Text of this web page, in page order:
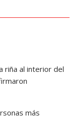
riña al interior del
más